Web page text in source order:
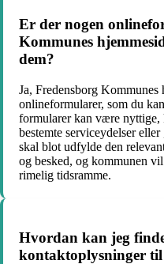
Er der nogen
Kommunes
dem?
Ja, Fredensborg
onlineformularer, som du
formularer kan være nyttige,
bestemte serviceydelser
skal blot udfylde den
og besked, og kommunen
rimelig tidsramme.
Hvordan kan jeg
kontaktoplysninger